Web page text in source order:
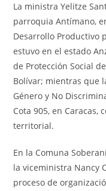
La ministra Yelitze
parroquia Antímano,
Desarrollo Productivo
estuvo en el estado
de Protección Social
Bolívar; mientras que
Género y No
Cota 905, en Caracas,
territorial.
En la Comuna
la viceministra Nancy
proceso de